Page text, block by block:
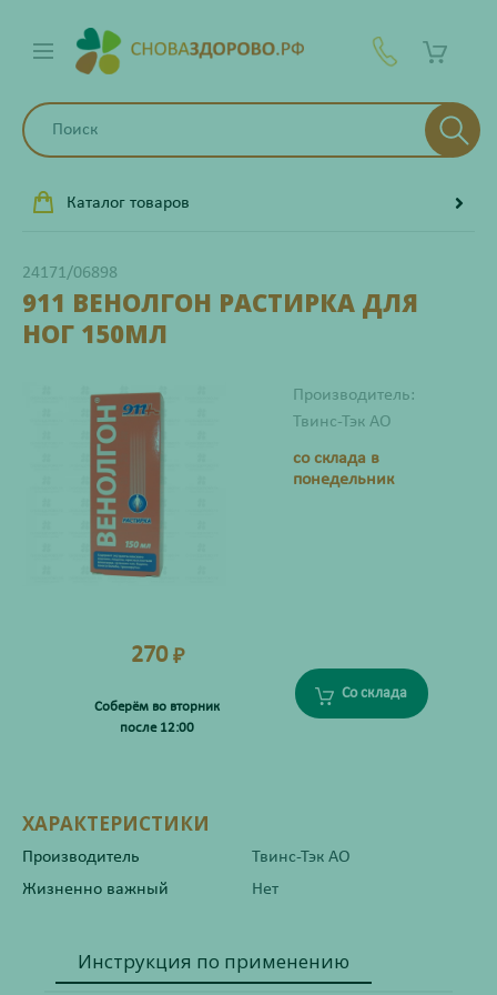
Каталог товаров
24171/06898
911 ВЕНОЛГОН РАСТИРКА ДЛЯ
НОГ 150МЛ
Производитель:
Твинс-Тэк АО
со склада в
понедельник
270 ₽
Соберём во вторник
после 12:00
Со склада
ХАРАКТЕРИСТИКИ
Производитель
Твинс-Тэк АО
Жизненно важный
Нет
Инструкция по применению